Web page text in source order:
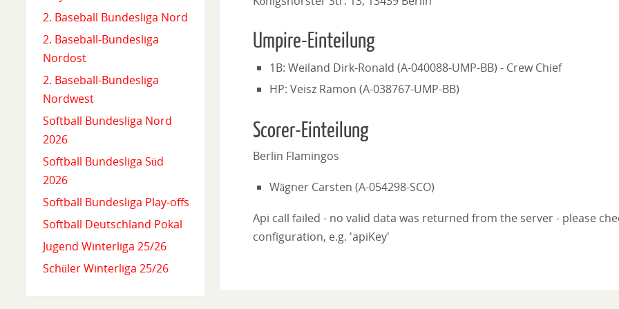
Umpire-Einteilung
1B: Weiland Dirk-Ronald (A-040088-UMP-BB) - Crew Chief
HP: Veisz Ramon (A-038767-UMP-BB)
Scorer-Einteilung
Berlin Flamingos
Wägner Carsten (A-054298-SCO)
Api call failed - no valid data was returned from the server - please
configuration, e.g. 'apiKey'
2. Baseball Bundesliga Nord
2. Baseball-Bundesliga
Nordost
2. Baseball-Bundesliga
Nordwest
Softball Bundesliga Nord
2026
Softball Bundesliga Süd
2026
Softball Bundesliga Play-offs
Softball Deutschland Pokal
Jugend Winterliga 25/26
Schüler Winterliga 25/26